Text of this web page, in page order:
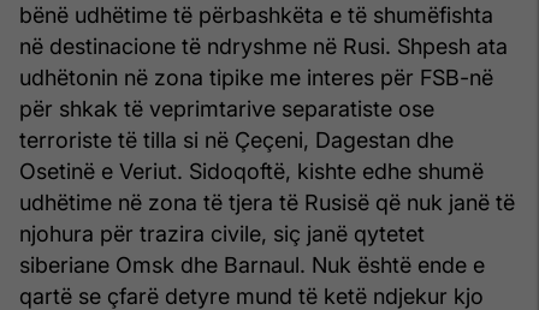
bënë udhëtime të përbashkëta e të shumëfishta
në destinacione të ndryshme në Rusi. Shpesh ata
udhëtonin në zona tipike me interes për FSB-në
për shkak të veprimtarive separatiste ose
terroriste të tilla si në Çeçeni, Dagestan dhe
Osetinë e Veriut. Sidoqoftë, kishte edhe shumë
udhëtime në zona të tjera të Rusisë që nuk janë të
njohura për trazira civile, siç janë qytetet
siberiane Omsk dhe Barnaul. Nuk është ende e
qartë se çfarë detyre mund të ketë ndjekur kjo